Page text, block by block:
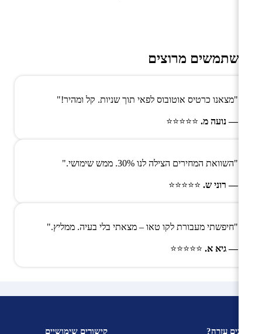
משתמשים מרוצים
"מצאנו כרטיס אוטובוס לפאי תוך שניות. קל ומהיר!"
— נועה מ. ⭐⭐⭐⭐⭐
"השוואת המחירים הצילה לנו 30%. ממש שימושי."
— רוני ש. ⭐⭐⭐⭐⭐
"חיפשתי מעבורת לקו טאו – מצאתי בלי בעיה. ממליץ."
— גיא א. ⭐⭐⭐⭐⭐
צריכים עזרה? קישורים שימושיים